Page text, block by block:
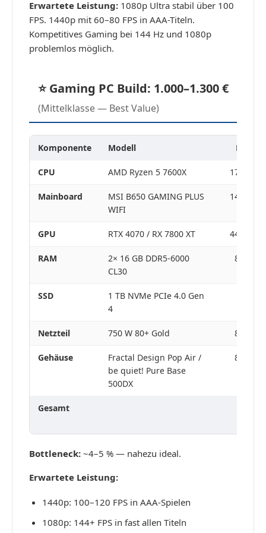
Erwartete Leistung: 1080p Ultra stabil über 100
FPS. 1440p mit 60–80 FPS in AAA-Titeln.
Kompetitives Gaming bei 144 Hz und 1080p
problemlos möglich.
⭐ Gaming PC Build: 1.000–1.300 €
(Mittelklasse — Best Value)
Komponente Modell Preis
CPU AMD Ryzen 5 7600X 175–210
Mainboard
MSI B650 GAMING PLUS
WIFI
140–170
GPU RTX 4070 / RX 7800 XT 440–520
RAM
2× 16 GB DDR5-6000
CL30
85–110
SSD
1 TB NVMe PCIe 4.0 Gen
4
Netzteil 750 W 80+ Gold 85–105
Gehäuse
Fractal Design Pop Air /
be quiet! Pure Base
500DX
80–100
Gesamt
Bottleneck: ~4–5 % — nahezu ideal.
Erwartete Leistung:
1440p: 100–120 FPS in AAA-Spielen
1080p: 144+ FPS in fast allen Titeln